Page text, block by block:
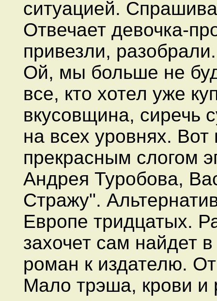
ситуацией.
Отвечает девочка-
привезли,
Ой, мы больше не
все, кто хотел уже
вкусовщина, сиречь
на всех уровнях.
прекрасным слогом
Андрея Туробова,
Стражу".
Европе тридцатых.
захочет сам найдет
роман к издателю.
Мало трэша, крови и